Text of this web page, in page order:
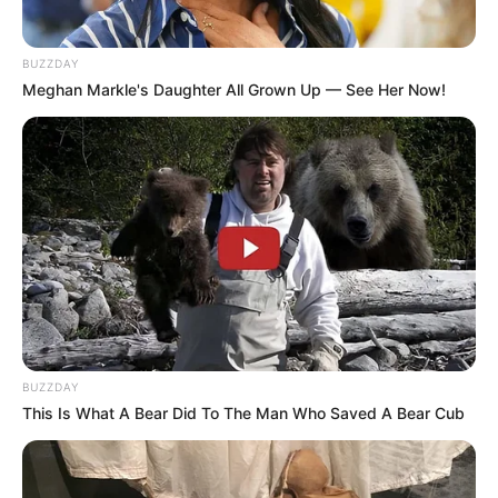
miniszterelnök kivégzését emlegeti. Teljesen
mindegy, hogy Magyar Péterről, Orbán Viktorról,
Gyurcsány Ferencről, Toroczkai Lászlóról vagy
bármely más közszereplőről van szó: a halállal
fenyegetés nem politikai vélemény.
Az internetes agresszió tényállása éppen erre a
jelenségre reagál. A törvényhozó felismerte, hogy
a digitális térben terjedő erőszakfantáziák,
kivégzéses kívánságok és emberi méltóságot
romboló tartalmak nemcsak ízléstelenek, hanem
társadalmi kockázatot is jelenthetnek.
Mi jöhet most?
Ha a hatóságok vizsgálatot indítanak, elsőként
valószínűleg a nyilvánosan elérhető felvételeket,
BUZZDAY
Meghan Markle's Daughter All Grown Up — See Her Now!
BUZZDAY
This Is What A Bear Did To The Man Who Saved A Bear Cub